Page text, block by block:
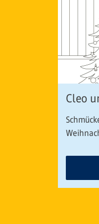
Cleo